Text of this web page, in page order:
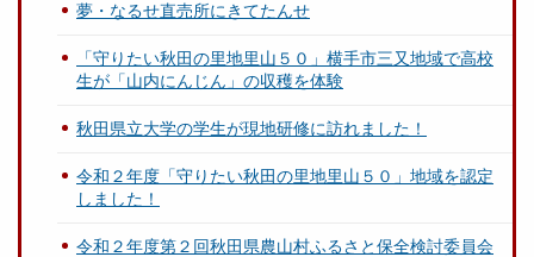
夢・なるせ直売所にきてたんせ
「守りたい秋田の里地里山５０」横手市三又地域で高校
生が「山内にんじん」の収穫を体験
秋田県立大学の学生が現地研修に訪れました！
令和２年度「守りたい秋田の里地里山５０」地域を認定
しました！
令和２年度第２回秋田県農山村ふるさと保全検討委員会